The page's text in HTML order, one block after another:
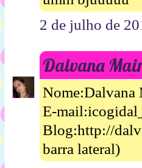
2 de julho de
Dalvana
Nome:Dalvana
E-
Blog:http://
barra lateral)